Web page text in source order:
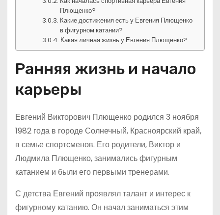
Плющенко?
Какие достижения есть у Евгения Плющенко
в фигурном катании?
Какая личная жизнь у Евгения Плющенко?
Ранняя жизнь и начало
карьеры
Евгений Викторович Плющенко родился 3 ноября
1982 года в городе Солнечный, Красноярский край,
в семье спортсменов. Его родители, Виктор и
Людмила Плющенко, занимались фигурным
катанием и были его первыми тренерами.
С детства Евгений проявлял талант и интерес к
фигурному катанию. Он начал заниматься этим